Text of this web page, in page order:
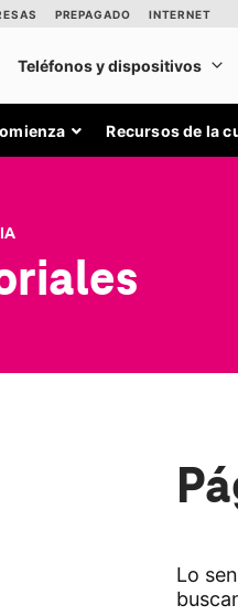
Recursos de la